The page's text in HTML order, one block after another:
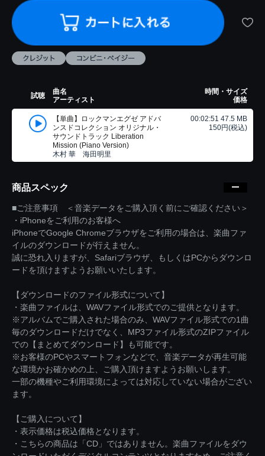
試聴
曲名
アーティスト
時間・サイズ
価格
【単曲】ロックマンエグゼ アドバ
ンスドコレクション オリジナル・
サウンドトラック Liberation
Mission (Piano Version)
木村 華 海田明里
00:02:51 47.5 MB
150円(税込)
商品スペック
■ご注意事項 ＜音楽データをご購入頂く前にご確認ください＞
・iPhoneをご利用のお客様へ
iPhoneでGoogle Chromeブラウザをご利用の場合は、楽曲ファ
イルのダウンロードが行えません。
誠に恐れ入りますが、Safariブラウザ、もしくはPCからダウンロ
ードを頂けますようお願いいたします。
【ダウンロードのファイル形式について】
・楽曲ファイルは、WAVファイル形式でのご提供となります。
※アルバムでご購入された場合のみ、WAVファイル形式での1曲
毎のダウンロードだけでなく、MP3ファイル形式のZIPファイル
での【まとめてダウンロード】も可能です。
※お客様のPCやスマートフォンなどで、音楽データが再生可能
な環境かお確かめの上、ご購入頂けますようお願いします。
一部の機種やご利用環境によっては対応していない場合がござい
ます。
【ご購入について】
・表示価格は税込価格となります。
・こちらの商品は「CD」ではありません。楽曲ファイルをダウ